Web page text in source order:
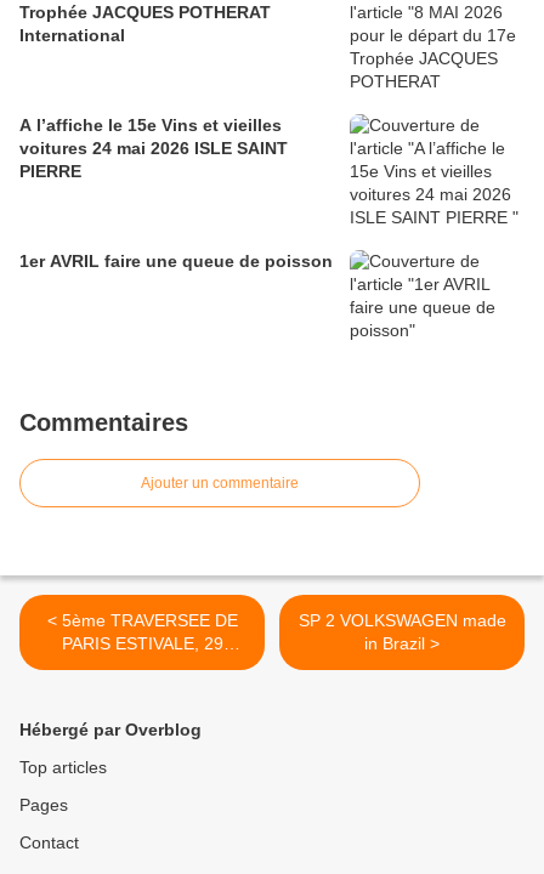
Trophée JACQUES POTHERAT
International
A l’affiche le 15e Vins et vieilles
voitures 24 mai 2026 ISLE SAINT
PIERRE
1er AVRIL faire une queue de poisson
Commentaires
Ajouter un commentaire
< 5ème TRAVERSEE DE
PARIS ESTIVALE, 29
JUILLET 2012, quelques
SP 2 VOLKSWAGEN made
in Brazil >
Hébergé par Overblog
Top articles
Pages
Contact